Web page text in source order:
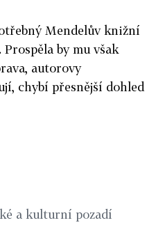
Mendelův knižní
by mu však
autorovy
chybí přesnější dohled
a kulturní pozadí